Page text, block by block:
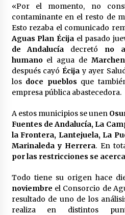
13 de mayo de 2022
La Cartuja
no tener que
Seguridad Social
13 de mayo de
¿Un «insulto» al
Semidesnudos,
en la Feria de Abril
Los farolillos de
repondrán
lluvia
4 de mayo de
Muere el
27 de abril de
«Por el momento, no
contaminante en el resto de
Esto rezaba el comunicado
Aguas Plan Écija el pasado
de Andalucía decretó no
humanoel agua de
después cayó Écijay ayer
los doce pueblos que
empresa pública abastecedora.
A estos municipios se unen
Fuentes de Andalucía, La
la Frontera, Lantejuela, La
Marinaleda y Herrera. En
por las restricciones se
Todo tiene su origen hace
noviembre el Consorcio de
resultado de uno de los
realiza en distintos